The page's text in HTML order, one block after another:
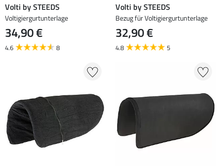
Volti by STEEDS
Voltigiergurtunterlage
34,90 €
4.6 8
Volti by STEEDS
Bezug für Voltigiergurtunterlage
32,90 €
4.8 5